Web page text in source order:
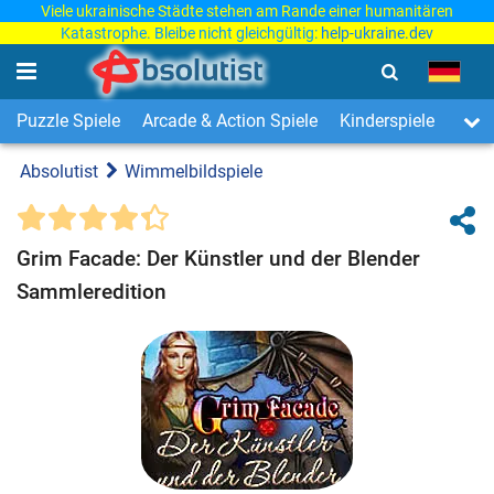
Viele ukrainische Städte stehen am Rande einer humanitären
Katastrophe. Bleibe nicht gleichgültig: help-ukraine.dev
Puzzle Spiele Arcade & Action Spiele Kinderspiele 3-
Absolutist Wimmelbildspiele
Grim Facade: Der Künstler und der Blender
Sammleredition